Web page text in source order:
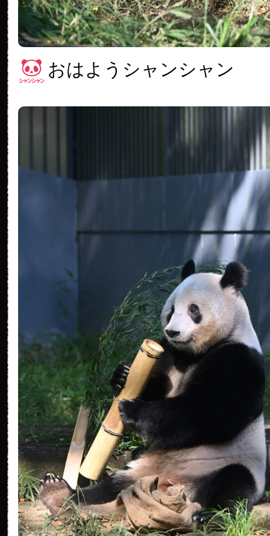
おはようシャンシャン